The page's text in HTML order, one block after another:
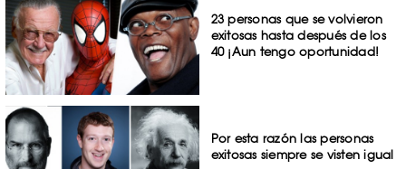
23 personas que se volvieron
exitosas hasta después de los
40 ¡Aun tengo oportunidad!
Por esta razón las personas
exitosas siempre se visten igual